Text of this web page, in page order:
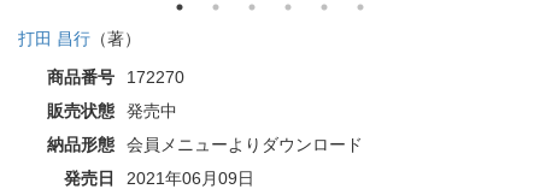
打田 昌行 （著）
商品番号
172270
販売状態
発売中
納品形態
会員メニューよりダウンロード
発売日
2021年06月09日